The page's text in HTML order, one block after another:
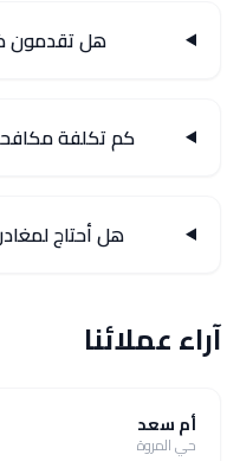
هل تقدمون
كم تكلفة
هل أحتاج
آراء عملائنا
أم سعد
حي المروة